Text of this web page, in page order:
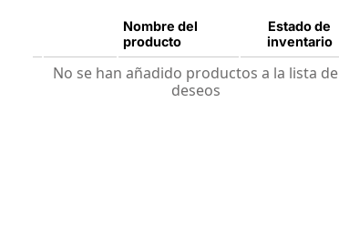
Nombre del
producto
Estado de
inventario
No se han añadido productos a la lista de
deseos